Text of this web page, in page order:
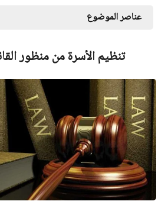
عناصر الموضوع
تنظيم الأسرة من منظور